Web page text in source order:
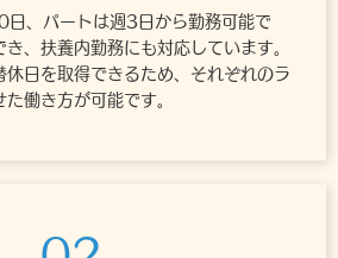
、パートは週3日から勤務可能で
、扶養内勤務にも対応しています。
休日を取得できるため、それぞれのラ
働き方が可能です。